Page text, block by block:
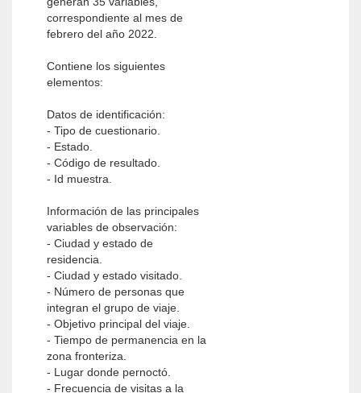
correspondiente al mes de
febrero del año 2022.
Contiene los siguientes
elementos:
Datos de identificación:
- Tipo de cuestionario.
- Estado.
- Código de resultado.
- Id muestra.
Información de las principales
variables de observación:
- Ciudad y estado de
residencia.
- Ciudad y estado visitado.
- Número de personas que
integran el grupo de viaje.
- Objetivo principal del viaje.
- Tiempo de permanencia en la
zona fronteriza.
- Lugar donde pernoctó.
- Frecuencia de visitas a la